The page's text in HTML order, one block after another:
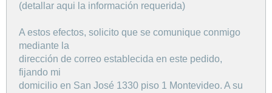
(detallar aqui la información requerida)
A estos efectos, solicito que se comunique conmigo
mediante la
dirección de correo establecida en este pedido,
fijando mi
domicilio en San José 1330 piso 1 Montevideo. A su